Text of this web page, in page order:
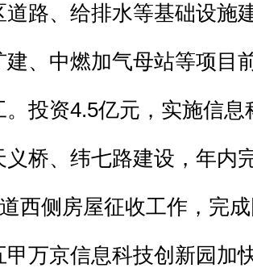
道路、给排水等基础设施
建、中燃加气母站等项目
。投资4.5亿元，实施信
义桥、纬七路建设，年内
西侧房屋征收工作，完
甲万京信息科技创新园加